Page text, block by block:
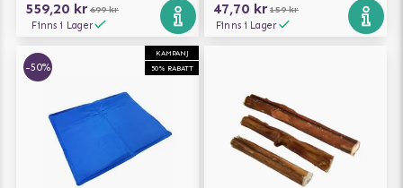
559,20 kr 699 kr
Finns i Lager
47,70 kr 159 kr
Finns i Lager
KAMPANJ
50% RABATT
-50%